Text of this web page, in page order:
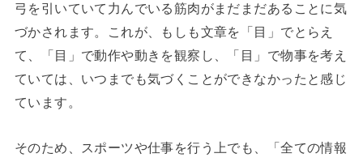
弓を引いていて力んでいる筋肉がまだまだあることに気
づかされます。これが、もしも文章を「目」でとらえ
て、「目」で動作や動きを観察し、「目」で物事を考え
ていては、いつまでも気づくことができなかったと感じ
ています。
そのため、スポーツや仕事を行う上でも、「全ての情報